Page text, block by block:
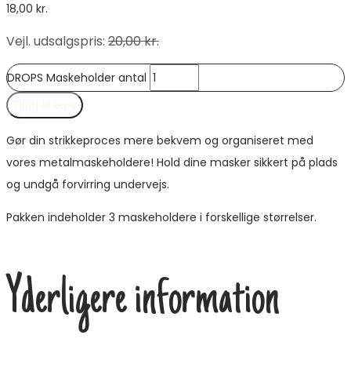
18,00 kr.
Vejl. udsalgspris: 20,00kr.
DROPS Maskeholder antal
Tilføj til kurv
Gør din strikkeproces mere bekvem og organiseret med
vores metalmaskeholdere! Hold dine masker sikkert på plads
og undgå forvirring undervejs.
Pakken indeholder 3 maskeholdere i forskellige størrelser.
Yderligere information